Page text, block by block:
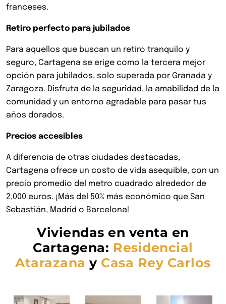
franceses.
Retiro perfecto para jubilados
Para aquellos que buscan un retiro tranquilo y
seguro, Cartagena se erige como la tercera mejor
opción para jubilados, solo superada por Granada y
Zaragoza. Disfruta de la seguridad, la amabilidad de la
comunidad y un entorno agradable para pasar tus
años dorados.
Precios accesibles
A diferencia de otras ciudades destacadas,
Cartagena ofrece un costo de vida asequible, con un
precio promedio del metro cuadrado alrededor de
2,000 euros. ¡Más del 50% más económico que San
Sebastián, Madrid o Barcelona!
Viviendas en venta en
Cartagena: Residencial
Atarazana y Casa Rey Carlos